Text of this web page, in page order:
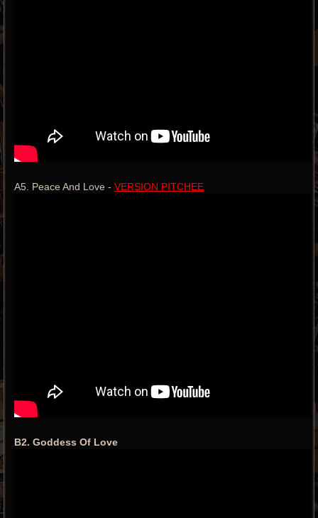
A5. Peace And Love - VERSION PITCHEE
B2. Goddess Of Love